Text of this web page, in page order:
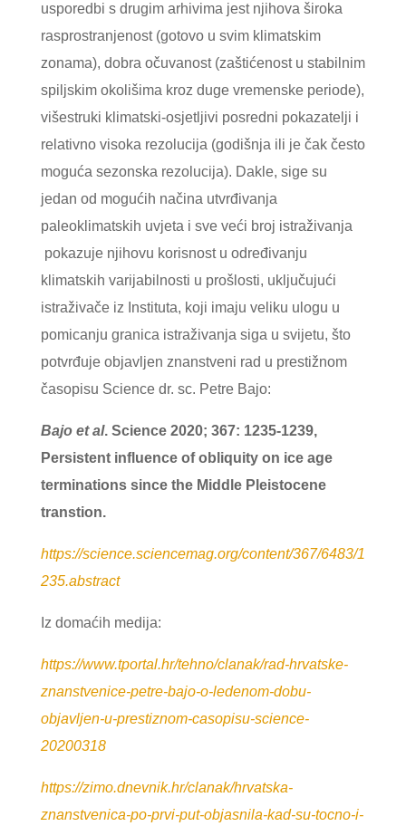
usporedbi s drugim arhivima jest njihova široka
rasprostranjenost (gotovo u svim klimatskim
zonama), dobra očuvanost (zaštićenost u stabilnim
spiljskim okolišima kroz duge vremenske periode),
višestruki klimatski-osjetljivi posredni pokazatelji i
relativno visoka rezolucija (godišnja ili je čak često
moguća sezonska rezolucija). Dakle, sige su
jedan od mogućih načina utvrđivanja
paleoklimatskih uvjeta i sve veći broj istraživanja
pokazuje njihovu korisnost u određivanju
klimatskih varijabilnosti u prošlosti, uključujući
istraživače iz Instituta, koji imaju veliku ulogu u
pomicanju granica istraživanja siga u svijetu, što
potvrđuje objavljen znanstveni rad u prestižnom
časopisu Science dr. sc. Petre Bajo:
Bajo et al. Science 2020; 367: 1235-1239,
Persistent influence of obliquity on ice age
terminations since the Middle Pleistocene
transtion.
https://science.sciencemag.org/content/367/6483/1
235.abstract
Iz domaćih medija:
https://www.tportal.hr/tehno/clanak/rad-hrvatske-
znanstvenice-petre-bajo-o-ledenom-dobu-
objavljen-u-prestiznom-casopisu-science-
20200318
https://zimo.dnevnik.hr/clanak/hrvatska-
znanstvenica-po-prvi-put-objasnila-kad-su-tocno-i-